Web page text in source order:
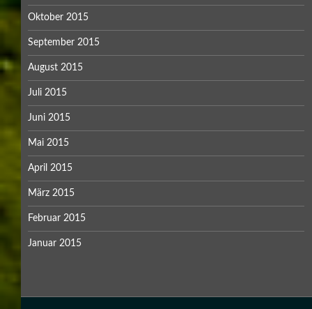
Oktober 2015
September 2015
August 2015
Juli 2015
Juni 2015
Mai 2015
April 2015
März 2015
Februar 2015
Januar 2015